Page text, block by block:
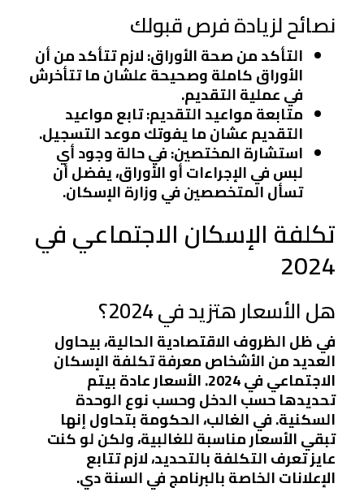
نصائح لزيادة فرص قبولك
التأكد من صحة الأوراق: لازم تتأكد من أن
الأوراق كاملة وصحيحة علشان ما تتأخرش
في عملية التقديم.
متابعة مواعيد التقديم: تابع مواعيد
التقديم عشان ما يفوتك موعد التسجيل.
استشارة المختصين: في حالة وجود أي
لبس في الإجراءات أو الأوراق، يفضل أن
تسأل المتخصصين في وزارة الإسكان.
تكلفة الإسكان الاجتماعي في
2024
هل الأسعار هتزيد في 2024؟
في ظل الظروف الاقتصادية الحالية، بيحاول
العديد من الأشخاص معرفة تكلفة الإسكان
الاجتماعي في 2024. الأسعار عادة بيتم
تحديدها حسب الدخل وحسب نوع الوحدة
السكنية. في الغالب، الحكومة بتحاول إنها
تبقي الأسعار مناسبة للغالبية، ولكن لو كنت
عايز تعرف التكلفة بالتحديد، لازم تتابع
الإعلانات الخاصة بالبرنامج في السنة دي.